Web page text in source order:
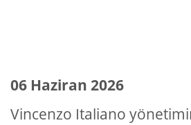
06 Haziran 2026
Vincenzo Italiano